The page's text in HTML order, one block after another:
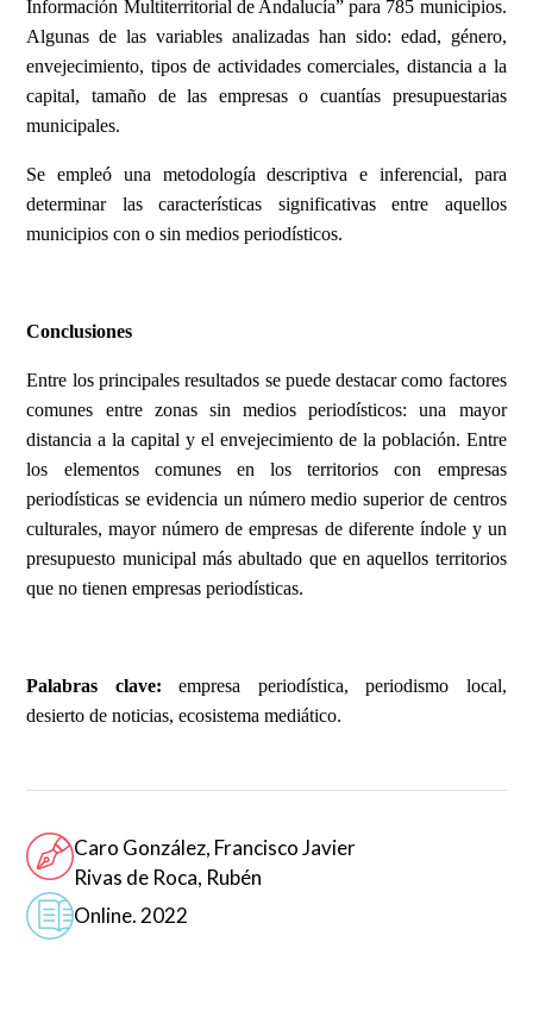
Información Multiterritorial de Andalucía” para 785 municipios.
Algunas de las variables analizadas han sido: edad, género,
envejecimiento, tipos de actividades comerciales, distancia a la
capital, tamaño de las empresas o cuantías presupuestarias
municipales.
Se empleó una metodología descriptiva e inferencial, para
determinar las características significativas entre aquellos
municipios con o sin medios periodísticos.
Conclusiones
Entre los principales resultados se puede destacar como factores
comunes entre zonas sin medios periodísticos: una mayor
distancia a la capital y el envejecimiento de la población. Entre
los elementos comunes en los territorios con empresas
periodísticas se evidencia un número medio superior de centros
culturales, mayor número de empresas de diferente índole y un
presupuesto municipal más abultado que en aquellos territorios
que no tienen empresas periodísticas.
Palabras clave: empresa periodística, periodismo local,
desierto de noticias, ecosistema mediático.
Caro González, Francisco Javier
Rivas de Roca, Rubén
Online. 2022